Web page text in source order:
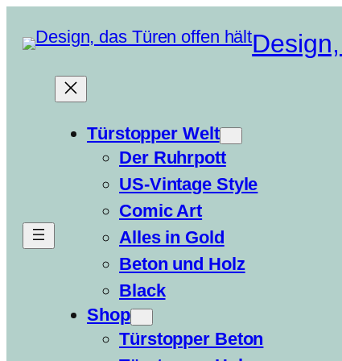
Inhalt
Türstopper Welt
Der Ruhrpott
US-Vintage Style
Comic Art
Alles in Gold
Beton und Holz
Black
Shop
Türstopper Beton